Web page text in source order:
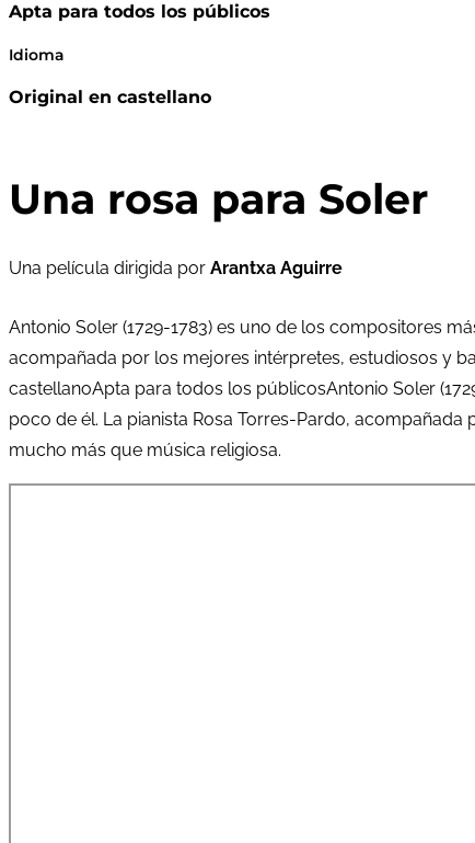
Apta para todos los públicos
Idioma
Original en castellano
Una rosa para Soler
Una película dirigida por Arantxa Aguirre
Antonio Soler (1729-1783) es uno de los compositores
acompañada por los mejores intérpretes, estudiosos y
castellanoApta para todos los públicosAntonio Soler
poco de él. La pianista Rosa Torres-Pardo,
mucho más que música religiosa.